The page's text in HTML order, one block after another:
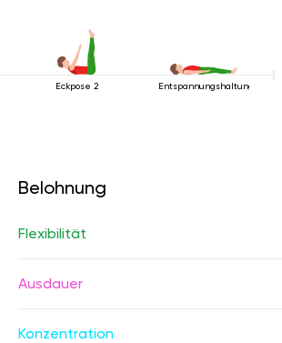
Eckpose 2 Entspannungshaltung
Belohnung
Flexibilität
Ausdauer
Konzentration